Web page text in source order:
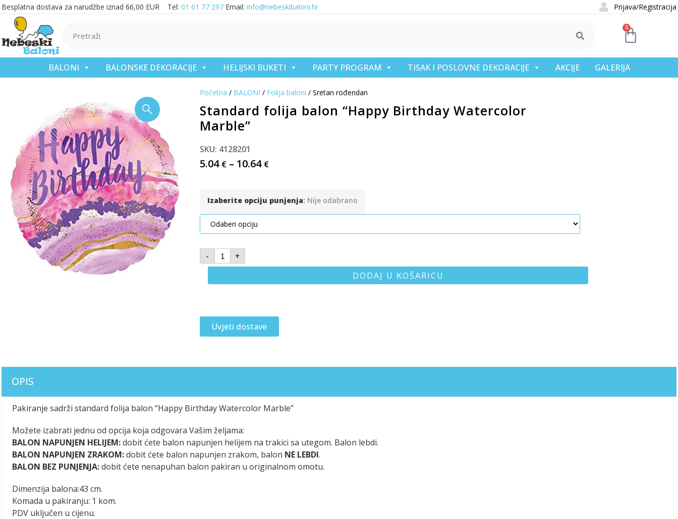
Besplatna dostava za narudžbe iznad 66,00 EUR Tel: 01 61 77 297 Email: info@nebeskibaloni.hr Prijava/Registracija
0
BALONI BALONSKE DEKORACIJE HELIJSKI BUKETI PARTY PROGRAM TISAK I POSLOVNE DEKORACIJE AKCIJE GALERIJA
Početna / BALONI / Folija baloni / Sretan rođendan
Standard folija balon “Happy Birthday Watercolor
Marble”
SKU: 4128201
5.04 €– 10.64 €
Izaberite opciju punjenja: Nije odabrano
-
+
DODAJ U KOŠARICU
Uvjeti dostave
OPIS
Pakiranje sadrži standard folija balon “Happy Birthday Watercolor Marble”
Možete izabrati jednu od opcija koja odgovara Vašim željama:
BALON NAPUNJEN HELIJEM:dobit ćete balon napunjen helijem na trakici sa utegom. Balon lebdi.
BALON NAPUNJEN ZRAKOM:dobit ćete balon napunjen zrakom, balon NE LEBDI.
BALON BEZ PUNJENJA:dobit ćete nenapuhan balon pakiran u originalnom omotu.
Dimenzija balona:43 cm.
Komada u pakiranju: 1 kom.
PDV uključen u cijenu.